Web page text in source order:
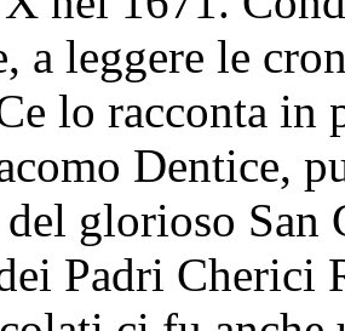
a leggere le
lo racconta in
Dentice,
glorioso San
Padri Cherici